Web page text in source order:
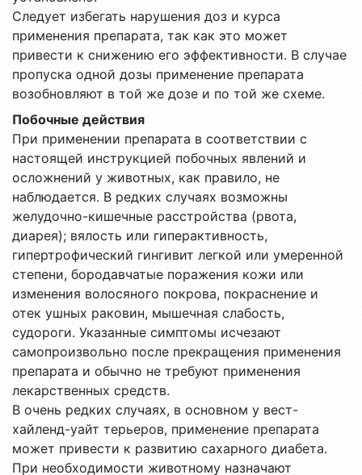
Следует избегать нарушения доз и курса
применения препарата, так как это может
привести к снижению его эффективности. В случае
пропуска одной дозы применение препарата
возобновляют в той же дозе и по той же схеме.
Побочные действия
При применении препарата в соответствии с
настоящей инструкцией побочных явлений и
осложнений у животных, как правило, не
наблюдается. В редких случаях возможны
желудочно-кишечные расстройства (рвота,
диарея); вялость или гиперактивность,
гипертрофический гингивит легкой или умеренной
степени, бородавчатые поражения кожи или
изменения волосяного покрова, покраснение и
отек ушных раковин, мышечная слабость,
судороги. Указанные симптомы исчезают
самопроизвольно после прекращения применения
препарата и обычно не требуют применения
лекарственных средств.
В очень редких случаях, в основном у вест-
хайленд-уайт терьеров, применение препарата
может привести к развитию сахарного диабета.
При необходимости животному назначают